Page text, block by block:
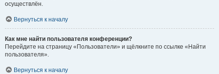
осуществлён.
Вернуться к началу
Как мне найти пользователя конференции?
Перейдите на страницу «Пользователи» и щёлкните по ссылке «Найти
пользователя».
Вернуться к началу